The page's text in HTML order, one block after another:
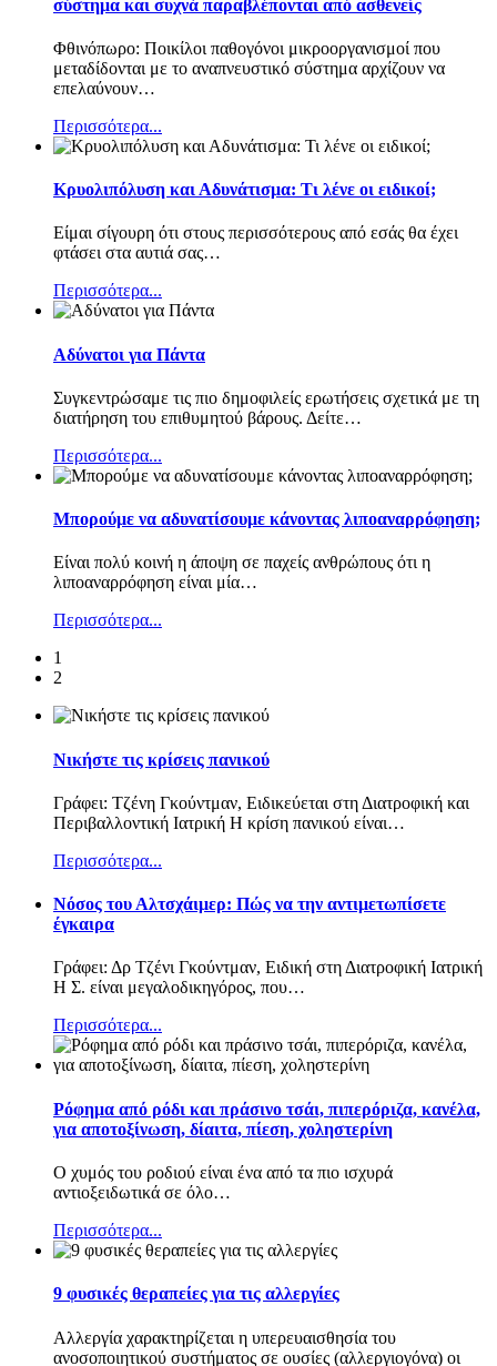
σύστημα και συχνά παραβλέπονται από ασθενείς
Φθινόπωρο: Ποικίλοι παθογόνοι μικροοργανισμοί που
μεταδίδονται με το αναπνευστικό σύστημα αρχίζουν να
επελαύνουν…
Περισσότερα...
Κρυολιπόλυση και Αδυνάτισμα: Τι λένε οι ειδικοί;
Είμαι σίγουρη ότι στους περισσότερους από εσάς θα έχει
φτάσει στα αυτιά σας…
Περισσότερα...
Αδύνατοι για Πάντα
Συγκεντρώσαμε τις πιο δημοφιλείς ερωτήσεις σχετικά με τη
διατήρηση του επιθυμητού βάρους. Δείτε…
Περισσότερα...
Μπορούμε να αδυνατίσουμε κάνοντας λιποαναρρόφηση;
Είναι πολύ κοινή η άποψη σε παχείς ανθρώπους ότι η
λιποαναρρόφηση είναι μία…
Περισσότερα...
1
2
Νικήστε τις κρίσεις πανικού
Γράφει: Τζένη Γκούντμαν, Ειδικεύεται στη Διατροφική και
Περιβαλλοντική Ιατρική Η κρίση πανικού είναι…
Περισσότερα...
Nόσος του Αλτσχάιμερ: Πώς να την αντιμετωπίσετε
έγκαιρα
Γράφει: Δρ Τζένι Γκούντμαν, Ειδική στη Διατροφική Ιατρική
Η Σ. είναι μεγαλοδικηγόρος, που…
Περισσότερα...
Ρόφημα από ρόδι και πράσινο τσάι, πιπερόριζα, κανέλα,
για αποτοξίνωση, δίαιτα, πίεση, χοληστερίνη
Ο χυμός του ροδιού είναι ένα από τα πιο ισχυρά
αντιοξειδωτικά σε όλο…
Περισσότερα...
9 φυσικές θεραπείες για τις αλλεργίες
Αλλεργία χαρακτηρίζεται η υπερευαισθησία του
ανοσοποιητικού συστήματος σε ουσίες (αλλεργιογόνα) οι